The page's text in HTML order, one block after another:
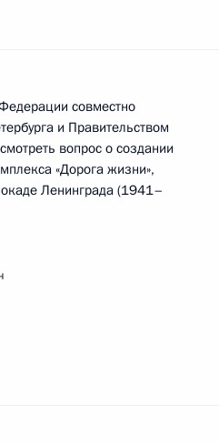
совместно
и Правительством
вопрос о создании
«Дорога жизни»,
Ленинграда (1941–